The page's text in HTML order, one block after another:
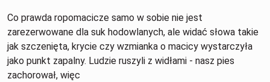
Co prawda ropomacicze samo w sobie nie jest
zarezerwowane dla suk hodowlanych, ale widać słowa takie
jak szczenięta, krycie czy wzmianka o macicy wystarczyła
jako punkt zapalny. Ludzie ruszyli z widłami - nasz pies
zachorował, więc